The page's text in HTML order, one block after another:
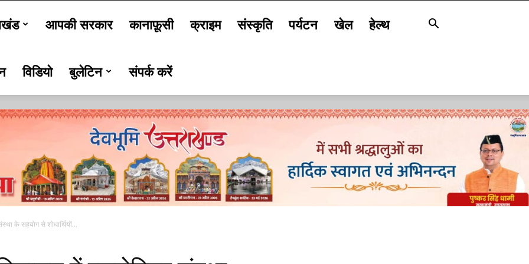
आपकी सरकार कानाफ़ूसी क्राइम संस्कृति पर्यटन खेल हेल्थ
विडियो बुलेटिन संपर्क करें
के सहयोग से शोधार्थियों...